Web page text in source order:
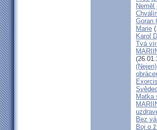
Goran
Marie
Karol
Tvá
Matka
Bez
Boj o